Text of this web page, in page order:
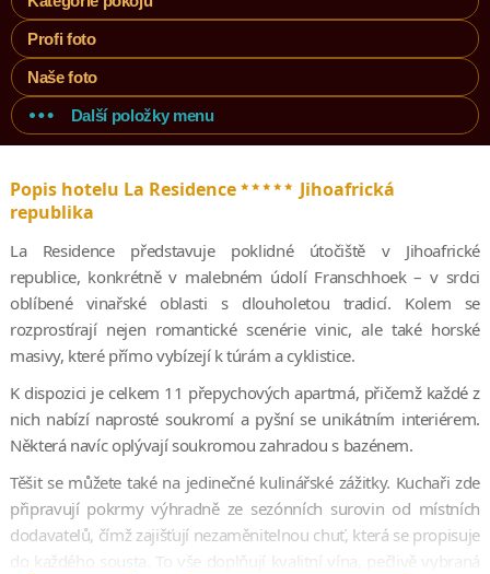
Profi foto
Naše foto
Další položky menu
Popis hotelu La Residence***** Jihoafrická
republika
La Residence představuje poklidné útočiště v Jihoafrické
republice, konkrétně v malebném údolí Franschhoek – v srdci
oblíbené vinařské oblasti s dlouholetou tradicí. Kolem se
rozprostírají nejen romantické scenérie vinic, ale také horské
masivy, které přímo vybízejí k túrám a cyklistice.
K dispozici je celkem 11 přepychových apartmá, přičemž každé z
nich nabízí naprosté soukromí a pyšní se unikátním interiérem.
Některá navíc oplývají soukromou zahradou s bazénem.
Těšit se můžete také na jedinečné kulinářské zážitky. Kuchaři zde
připravují pokrmy výhradně ze sezónních surovin od místních
dodavatelů, čímž zajišťují nezaměnitelnou chuť, která se propisuje
do každého sousta. To vše doplňují kvalitní vína, pečlivě vybraná